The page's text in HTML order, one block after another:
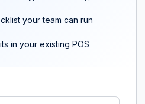
your team can run
in your existing POS